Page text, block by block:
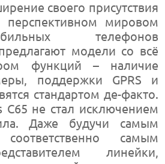
своего присутствия
мировом
телефонов
модели со всё
функций – наличие
поддержки GPRS и
стандартом де-факто.
С65 не стал исключением
Даже будучи самым
самым
линейки,